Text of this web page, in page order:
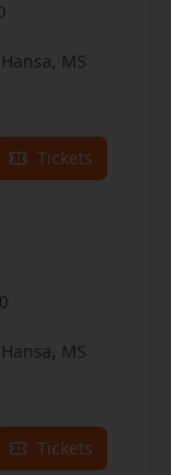
MS
Tickets
MS
Tickets